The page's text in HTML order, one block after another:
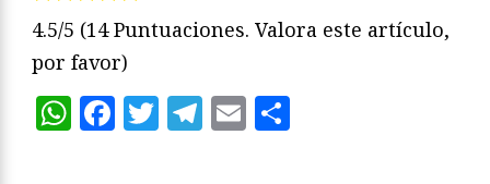
4.5/5 (14 Puntuaciones. Valora este artículo,
por favor)
WhatsApp
Facebook
Twitter
Telegram
Email